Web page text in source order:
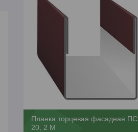
Планка торцевая фасадная ПС
20, 2 М